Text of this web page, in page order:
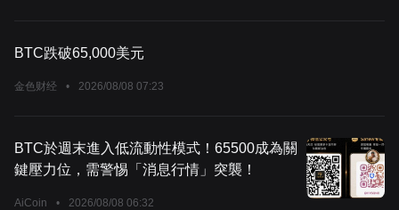
BTC跌破65,000美元
金色财经 • 2026/08/08 07:23
BTC於週末進入低流動性模式！65500成為關
鍵壓力位，需警惕「消息行情」突襲！
AiCoin • 2026/08/08 06:32